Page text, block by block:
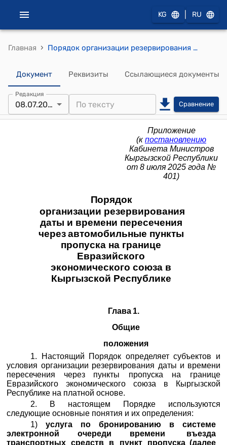
KG RU
Главная › Порядок организации резервирования даты и времени пересечения через автомобильные пункты пропуска на границе Евразийского экономического союза в Кыргызской Республике (к постановлению Кабинета Министров Кыргызской Республики от 8 июля 2025 года № 401)
Документ Реквизиты Ссылающиеся документы
Редакция
08.07.2025 Сравнение